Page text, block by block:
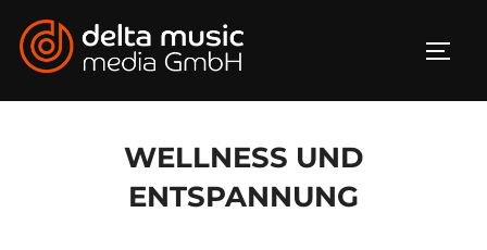
Inhalt
springen
WELLNESS UND
ENTSPANNUNG